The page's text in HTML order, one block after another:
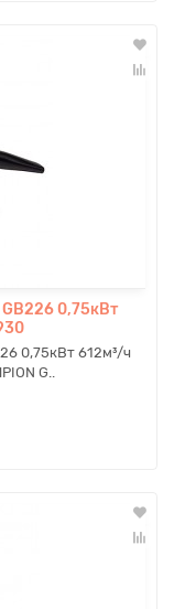
GB226 0,75кВт
0,75кВт 612м³/ч
G..